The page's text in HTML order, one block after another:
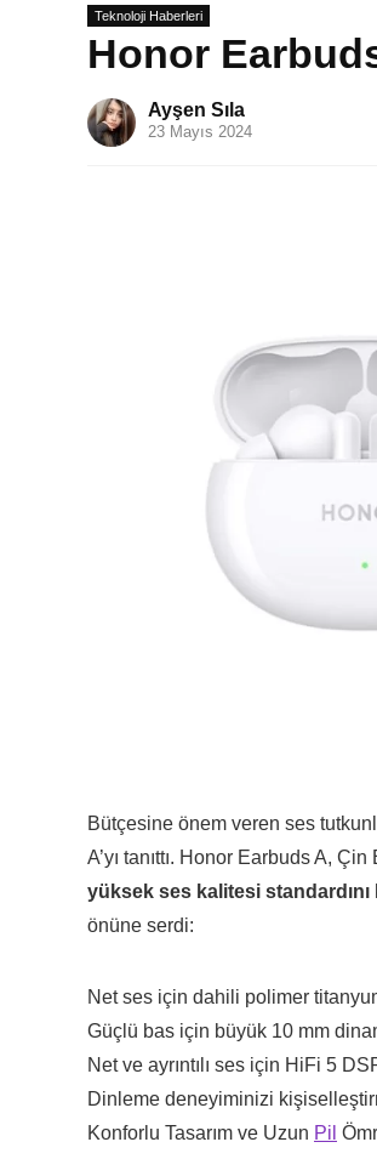
Teknoloji Haberleri
Honor
Ayşen Sıla
23 Mayıs 2024
Bütçesine önem veren ses
A’yı tanıttı. Honor Earbuds A,
yüksek ses kalitesi standardını
önüne serdi:
Net ses için dahili polimer
Güçlü bas için büyük 10 mm
Net ve ayrıntılı ses için HiFi 5
Dinleme deneyiminizi
Konforlu Tasarım ve Uzun Pil